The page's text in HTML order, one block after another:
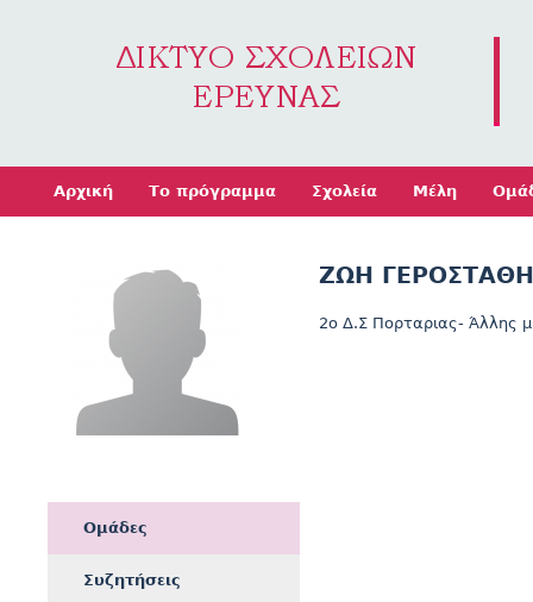
Αρχική Το πρόγραμμα Σχολεία Μέλη
ΖΩΗ ΓΕΡΟΣΤΑΘΗ
2ο Δ.Σ Πορταριας- Άλλης
Ομάδες
Συζητήσεις